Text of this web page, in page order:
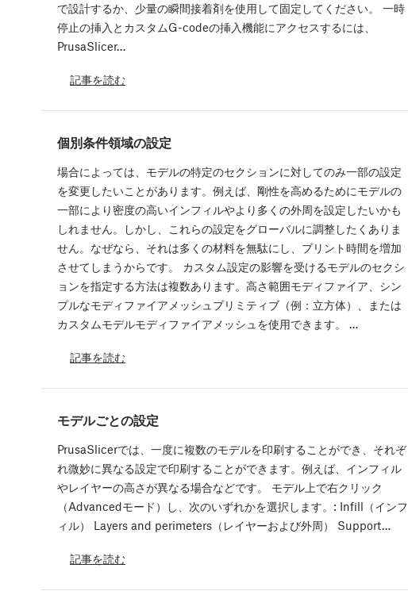
で設計するか、少量の瞬間接着剤を使用して固定してください。 一時
停止の挿入とカスタムG-codeの挿入機能にアクセスするには、
PrusaSlicer…
記事を読む
個別条件領域の設定
場合によっては、モデルの特定のセクションに対してのみ一部の設定
を変更したいことがあります。例えば、剛性を高めるためにモデルの
一部により密度の高いインフィルやより多くの外周を設定したいかも
しれません。しかし、これらの設定をグローバルに調整したくありま
せん。なぜなら、それは多くの材料を無駄にし、プリント時間を増加
させてしまうからです。 カスタム設定の影響を受けるモデルのセクシ
ョンを指定する方法は複数あります。高さ範囲モディファイア、シン
プルなモディファイアメッシュプリミティブ（例：立方体）、または
カスタムモデルモディファイアメッシュを使用できます。 …
記事を読む
モデルごとの設定
PrusaSlicerでは、一度に複数のモデルを印刷することができ、それぞ
れ微妙に異なる設定で印刷することができます。例えば、インフィル
やレイヤーの高さが異なる場合などです。 モデル上で右クリック
（Advancedモード）し、次のいずれかを選択します。: Infill（インフ
ィル） Layers and perimeters（レイヤーおよび外周） Support…
記事を読む